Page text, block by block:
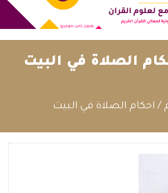
الصلاة في البيت
احكام الصلاة في البيت